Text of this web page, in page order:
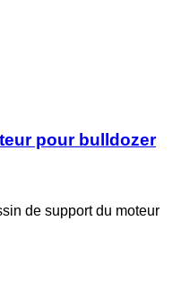
pour bulldozer
de support du moteur